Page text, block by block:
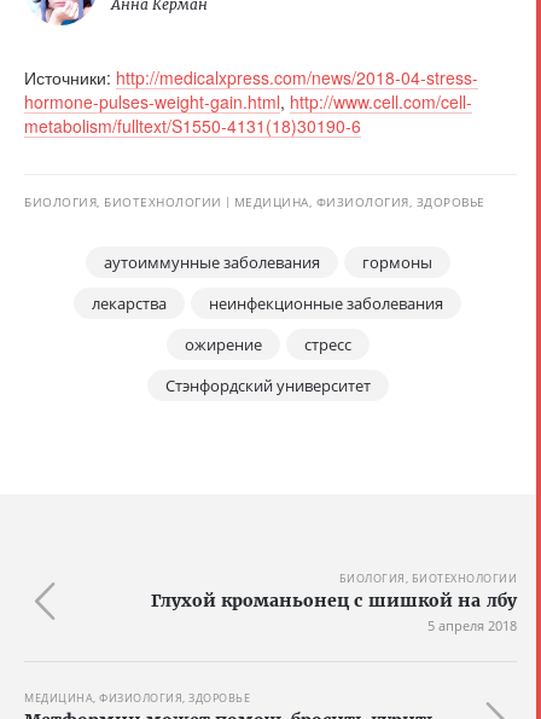
Анна Керман
Источники: http://medicalxpress.com/news/2018-04-stress-
hormone-pulses-weight-gain.html, http://www.cell.com/cell-
metabolism/fulltext/S1550-4131(18)30190-6
БИОЛОГИЯ, БИОТЕХНОЛОГИИ МЕДИЦИНА, ФИЗИОЛОГИЯ, ЗДОРОВЬЕ
аутоиммунные заболевания
гормоны
лекарства
неинфекционные заболевания
ожирение
стресс
Стэнфордский университет
БИОЛОГИЯ, БИОТЕХНОЛОГИИ
Глухой кроманьонец с шишкой на лбу
5 апреля 2018
МЕДИЦИНА, ФИЗИОЛОГИЯ, ЗДОРОВЬЕ